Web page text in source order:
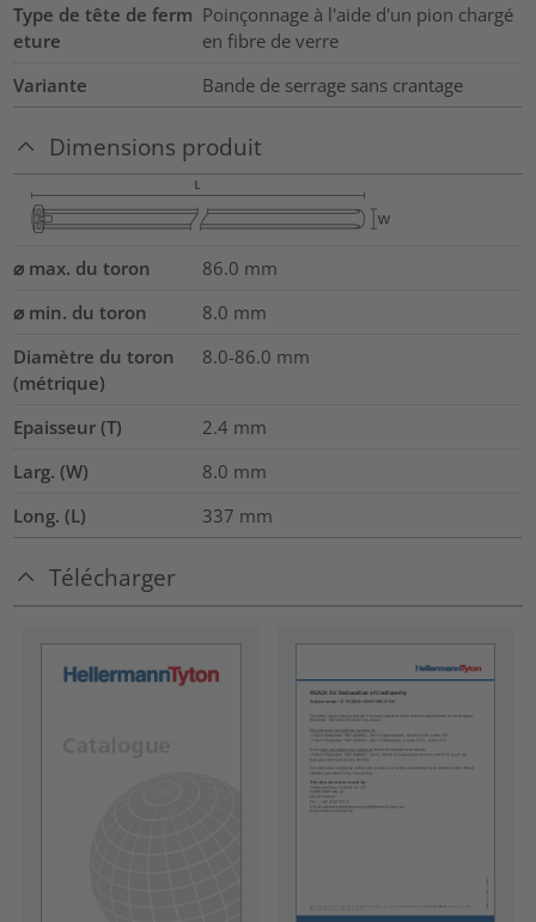
Type de tête de ferm
eture
Poinçonnage à l'aide d'un pion chargé
en fibre de verre
Variante
Bande de serrage sans crantage
Dimensions produit
⌀ max. du toron 86.0 mm
⌀ min. du toron
8.0 mm
Diamètre du toron
(métrique)
8.0-86.0 mm
Epaisseur (T) 2.4 mm
Larg. (W)
8.0 mm
Long. (L)
337 mm
Télécharger